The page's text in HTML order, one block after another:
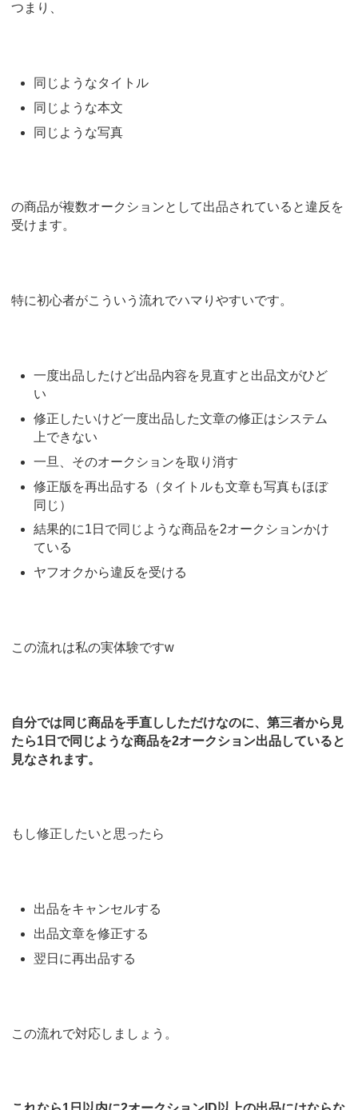
つまり、
同じようなタイトル
同じような本文
同じような写真
の商品が複数オークションとして出品されていると違反を
受けます。
特に初心者がこういう流れでハマりやすいです。
一度出品したけど出品内容を見直すと出品文がひど
い
修正したいけど一度出品した文章の修正はシステム
上できない
一旦、そのオークションを取り消す
修正版を再出品する（タイトルも文章も写真もほぼ
同じ）
結果的に1日で同じような商品を2オークションかけ
ている
ヤフオクから違反を受ける
この流れは私の実体験ですw
自分では同じ商品を手直ししただけなのに、第三者から見
たら1日で同じような商品を2オークション出品していると
見なされます。
もし修正したいと思ったら
出品をキャンセルする
出品文章を修正する
翌日に再出品する
この流れで対応しましょう。